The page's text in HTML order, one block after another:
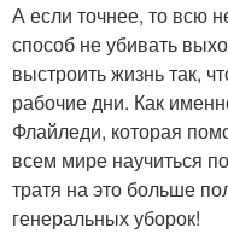
А если точнее, то всю
способ не убивать
выстроить жизнь так,
рабочие дни. Как
Флайледи, которая
всем мире научиться
тратя на это больше
генеральных уборок!